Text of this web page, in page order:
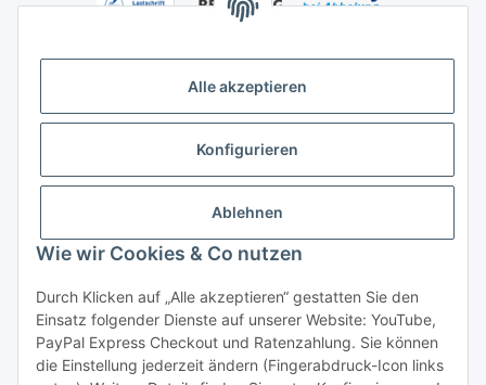
Alle akzeptieren
Konfigurieren
Ablehnen
Wie wir Cookies & Co nutzen
Durch Klicken auf „Alle akzeptieren“ gestatten Sie den
Einsatz folgender Dienste auf unserer Website: YouTube,
PayPal Express Checkout und Ratenzahlung. Sie können
die Einstellung jederzeit ändern (Fingerabdruck-Icon links
Vertrag widerrufen